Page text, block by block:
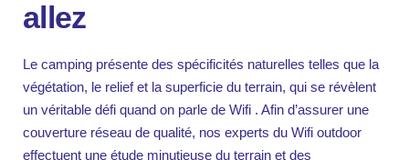
allez
Le camping présente des spécificités naturelles telles que la
végétation, le relief et la superficie du terrain, qui se révèlent
un véritable défi quand on parle de Wifi . Afin d’assurer une
couverture réseau de qualité, nos experts du Wifi outdoor
effectuent une étude minutieuse du terrain et des